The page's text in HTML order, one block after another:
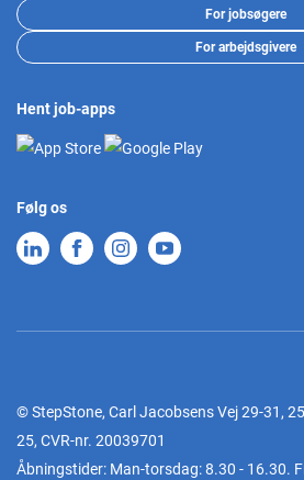
For jobsøgere
For arbejdsgivere
Hent job-apps
Følg os
© StepStone, Carl Jacobsens Vej 29-31,
25, CVR-nr. 20039701
Åbningstider: Man-torsdag: 8.30 - 16.30.